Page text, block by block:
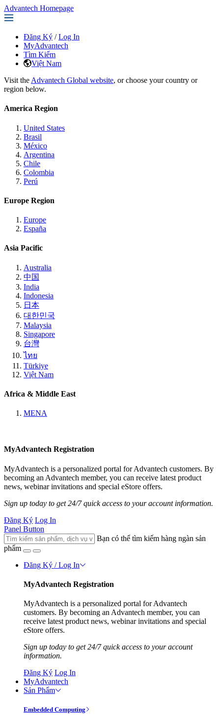
Advantech Homepage
Đăng Ký / Log In
MyAdvantech
Tìm Kiếm
Việt Nam
Visit the Advantech Global website, or choose your country or
region below.
America Region
United States
Brasil
México
Argentina
Chile
Colombia
Perú
Europe Region
Europe
España
Asia Pacific
Australia
中国
India
Indonesia
日本
대한민국
Malaysia
Singapore
台灣
ไทย
Türkiye
Việt Nam
Africa & Middle East
MENA
MyAdvantech Registration
MyAdvantech is a personalized portal for Advantech customers. By
becoming an Advantech member, you can receive latest product
news, webinar invitations and special eStore offers.
Sign up today to get 24/7 quick access to your account information.
Đăng Ký Log In
Panel Button
Bạn có thể tìm kiếm hàng ngàn sản
phẩm
Đăng Ký / Log In
MyAdvantech Registration
MyAdvantech is a personalized portal for Advantech
customers. By becoming an Advantech member, you can
receive latest product news, webinar invitations and special
eStore offers.
Sign up today to get 24/7 quick access to your account
information.
Đăng Ký Log In
MyAdvantech
Sản Phẩm
Embedded Computing